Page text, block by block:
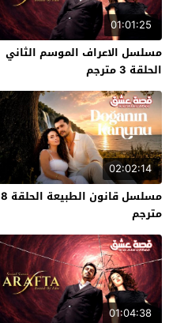
01:01:25
مسلسل الاعراف الموسم الثاني
الحلقة 3 مترجم
02:02:14
مسلسل قانون الطبيعة الحلقة 8
مترجم
01:04:38